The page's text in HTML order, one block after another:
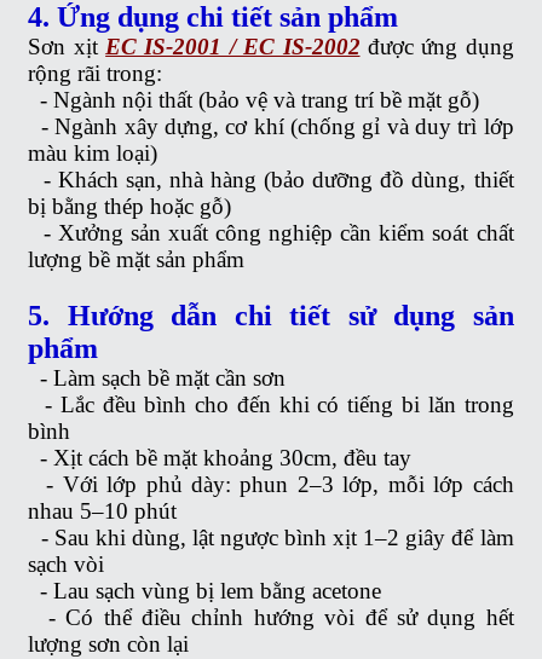
4. Ứng dụng chi tiết sản phẩm
Sơn xịtEC IS-2001 / EC IS-2002 được ứng dụng
rộng rãi trong:
-Ngành nội thất (bảo vệ và trang trí bề mặt gỗ)
-Ngành xây dựng, cơ khí (chống gỉ và duy trì lớp
màu kim loại)
- Khách sạn, nhà hàng (bảo dưỡng đồ dùng, thiết
bị bằng thép hoặc gỗ)
- Xưởng sản xuất công nghiệp cần kiểm soát chất
lượng bề mặt sản phẩm
5. Hướng dẫn chi tiết sử dụng sản
phẩm
-Làm sạch bề mặt cần sơn
- Lắc đều bình cho đến khi có tiếng bi lăn trong
bình
-Xịt cách bề mặt khoảng 30cm, đều tay
- Với lớp phủ dày: phun 2–3 lớp, mỗi lớp cách
nhau 5–10 phút
- Sau khi dùng, lật ngược bình xịt 1–2 giây để làm
sạch vòi
-Lau sạch vùng bị lem bằng acetone
-Có thể điều chỉnh hướng vòi để sử dụng hết
lượng sơn còn lại